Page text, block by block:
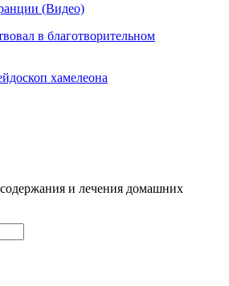
(Видео)
в благотворительном
хамелеона
и лечения домашних